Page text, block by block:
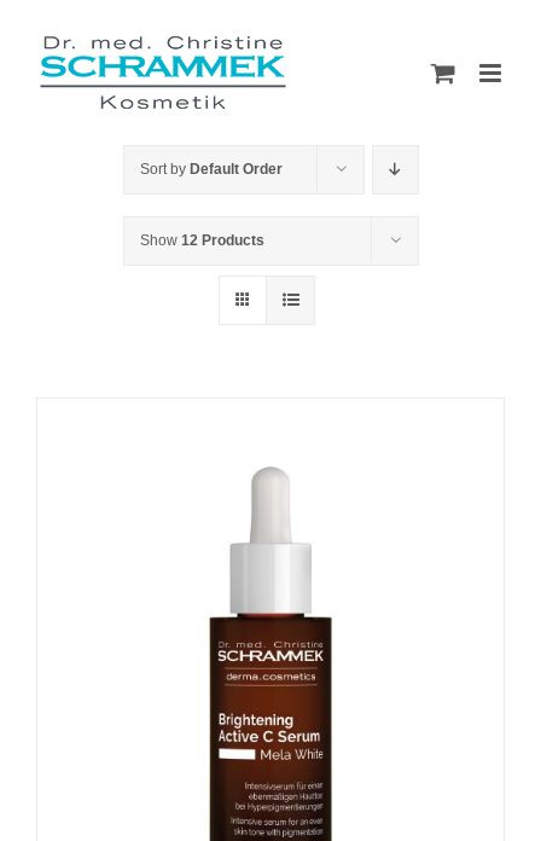
content
Sort by Default Order
Show 12 Products